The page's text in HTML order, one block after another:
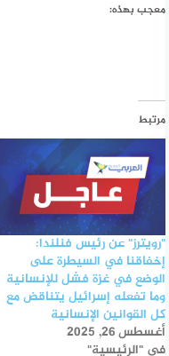
معجب بهذه:
مرتبط
"رويترز" عن رئيس فنلندا:
إخفاقنا في السيطرة على
الوضع في غزة فشل للإنسانية
وما تفعله إسرائيل يتناقض مع
كل القوانين الإنسانية
أغسطس 26, 2025
في "الرئيسية"